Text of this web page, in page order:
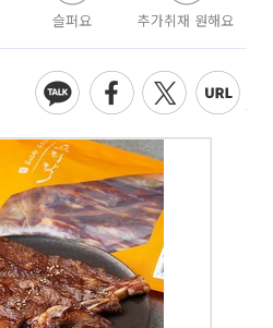
슬퍼요 추가취재 원해요